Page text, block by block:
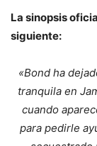
La sinopsis
siguiente:
«Bond ha
tranquila en
cuando
para pedirle